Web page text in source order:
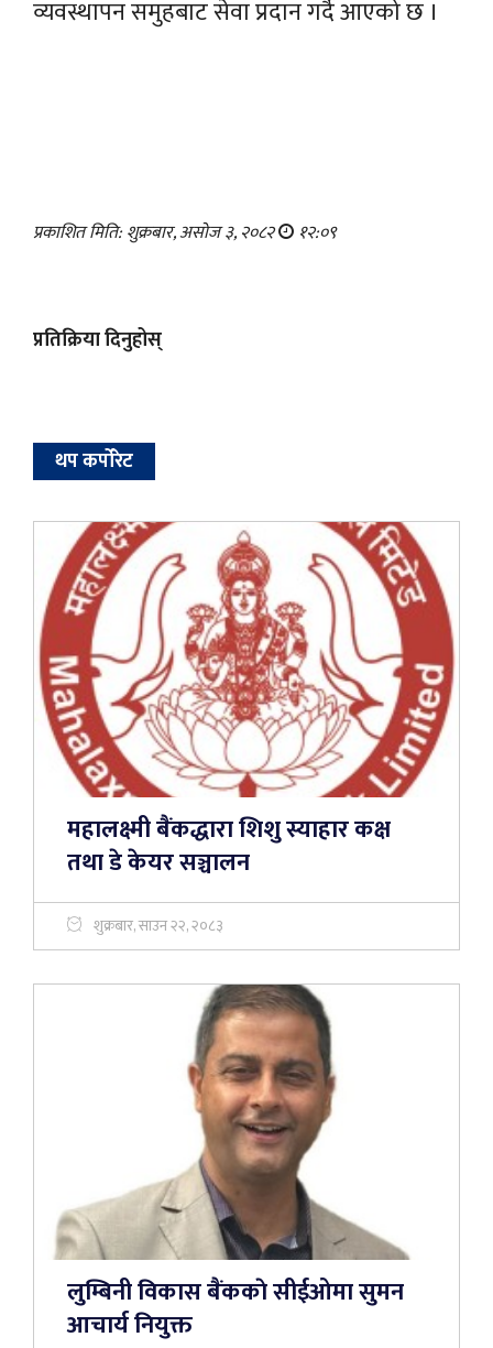
व्यवस्थापन समुहबाट सेवा प्रदान गर्दै आएको छ ।
प्रकाशित मिति: शुक्रबार, असोज ३, २०८२ १२:०९
प्रतिक्रिया दिनुहोस्
थप कर्पोरेट
महालक्ष्मी बैंकद्धारा शिशु स्याहार कक्ष
तथा डे केयर सञ्चालन
शुक्रबार, साउन २२, २०८३
लुम्बिनी विकास बैंककाे सीईओमा सुमन
आचार्य नियुक्त